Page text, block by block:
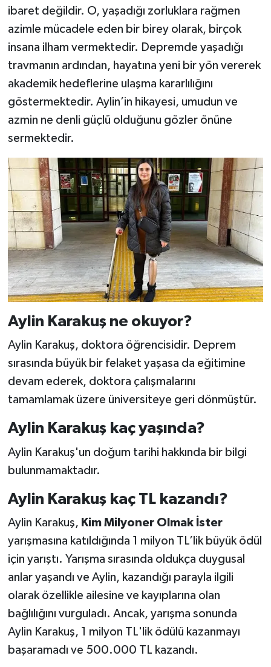
ibaret değildir. O, yaşadığı zorluklara rağmen
azimle mücadele eden bir birey olarak, birçok
insana ilham vermektedir. Depremde yaşadığı
travmanın ardından, hayatına yeni bir yön vererek
akademik hedeflerine ulaşma kararlılığını
göstermektedir. Aylin’in hikayesi, umudun ve
azmin ne denli güçlü olduğunu gözler önüne
sermektedir.
Aylin Karakuş ne okuyor?
Aylin Karakuş, doktora öğrencisidir. Deprem
sırasında büyük bir felaket yaşasa da eğitimine
devam ederek, doktora çalışmalarını
tamamlamak üzere üniversiteye geri dönmüştür.
Aylin Karakuş kaç yaşında?
Aylin Karakuş'un doğum tarihi hakkında bir bilgi
bulunmamaktadır.
Aylin Karakuş kaç TL kazandı?
Aylin Karakuş, Kim Milyoner Olmak İster
yarışmasına katıldığında 1 milyon TL’lik büyük ödül
için yarıştı. Yarışma sırasında oldukça duygusal
anlar yaşandı ve Aylin, kazandığı parayla ilgili
olarak özellikle ailesine ve kayıplarına olan
bağlılığını vurguladı. Ancak, yarışma sonunda
Aylin Karakuş, 1 milyon TL'lik ödülü kazanmayı
başaramadı ve 500.000 TL kazandı.